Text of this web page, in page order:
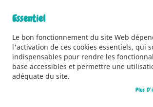
Essentiel
Le bon fonctionnement du site Web
l'activation de ces cookies essentiels, qui
indispensables pour rendre les
base accessibles et permettre une
adéquate du site.
Plus